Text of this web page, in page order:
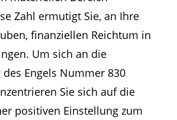
Zahl ermutigt Sie, an Ihre
finanziellen Reichtum in
Um sich an die
Engels Nummer 830
Sie sich auf die
positiven Einstellung zum